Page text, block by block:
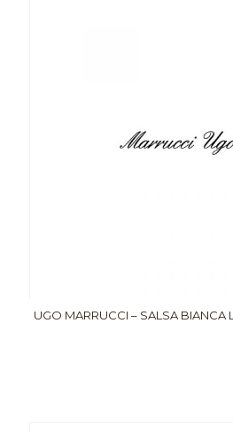
UGO MARRUCCI – SALSA BIANCA